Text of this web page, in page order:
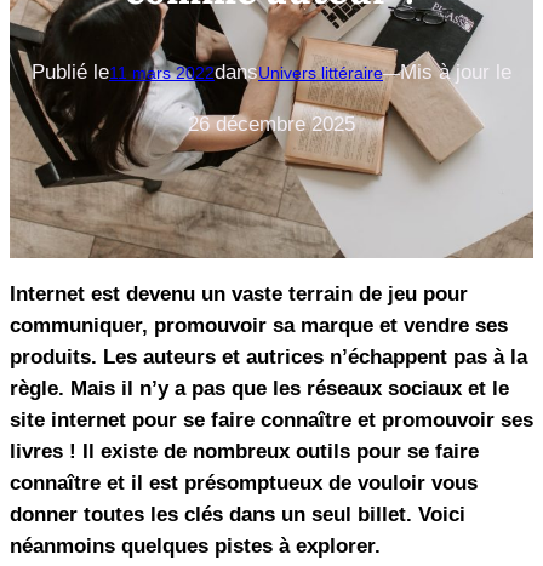
Publié le11 mars 2022dansUnivers littéraire—Mis à jour le
26 décembre 2025
Internet est devenu un vaste terrain de jeu pour
communiquer, promouvoir sa marque et vendre ses
produits. Les auteurs et autrices n’échappent pas à la
règle. Mais il n’y a pas que les réseaux sociaux et le
site internet pour se faire connaître et promouvoir ses
livres ! Il existe de nombreux outils pour se faire
connaître et il est présomptueux de vouloir vous
donner toutes les clés dans un seul billet. Voici
néanmoins quelques pistes à explorer.